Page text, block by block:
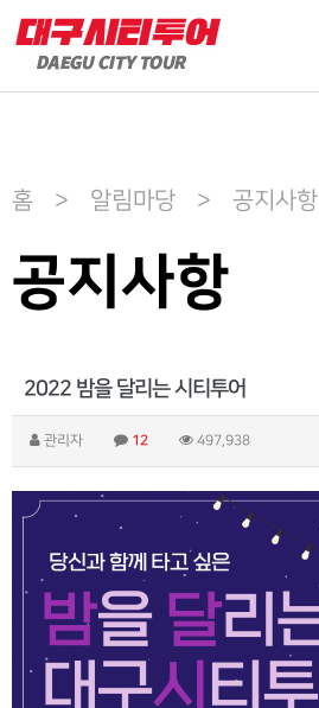
홈 > 알림마당 > 공지사항
공지사항
2022 밤을 달리는 시티투어
관리자 12 497,938